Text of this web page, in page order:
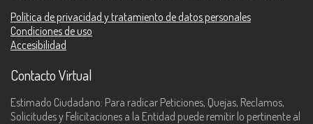
Política de privacidad y tratamiento de datos personales
Condiciones de uso
Accesibilidad
Contacto Virtual
Estimado Ciudadano: Para radicar Peticiones, Quejas, Reclamos,
Solicitudes y Felicitaciones a la Entidad puede remitir lo pertinente al